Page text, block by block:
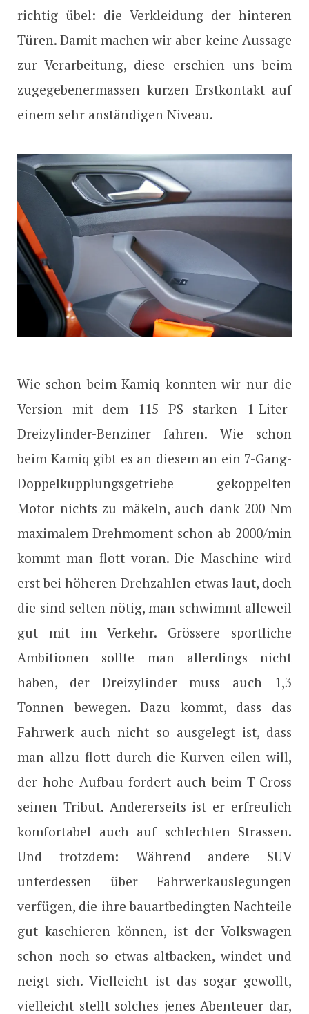
richtig übel: die Verkleidung der hinteren
Türen. Damit machen wir aber keine Aussage
zur Verarbeitung, diese erschien uns beim
zugegebenermassen kurzen Erstkontakt auf
einem sehr anständigen Niveau.
Wie schon beim Kamiq konnten wir nur die
Version mit dem 115 PS starken 1-Liter-
Dreizylinder-Benziner fahren. Wie schon
beim Kamiq gibt es an diesem an ein 7-Gang-
Doppelkupplungsgetriebe gekoppelten
Motor nichts zu mäkeln, auch dank 200 Nm
maximalem Drehmoment schon ab 2000/min
kommt man flott voran. Die Maschine wird
erst bei höheren Drehzahlen etwas laut, doch
die sind selten nötig, man schwimmt alleweil
gut mit im Verkehr. Grössere sportliche
Ambitionen sollte man allerdings nicht
haben, der Dreizylinder muss auch 1,3
Tonnen bewegen. Dazu kommt, dass das
Fahrwerk auch nicht so ausgelegt ist, dass
man allzu flott durch die Kurven eilen will,
der hohe Aufbau fordert auch beim T-Cross
seinen Tribut. Andererseits ist er erfreulich
komfortabel auch auf schlechten Strassen.
Und trotzdem: Während andere SUV
unterdessen über Fahrwerkauslegungen
verfügen, die ihre bauartbedingten Nachteile
gut kaschieren können, ist der Volkswagen
schon noch so etwas altbacken, windet und
neigt sich. Vielleicht ist das sogar gewollt,
vielleicht stellt solches jenes Abenteuer dar,